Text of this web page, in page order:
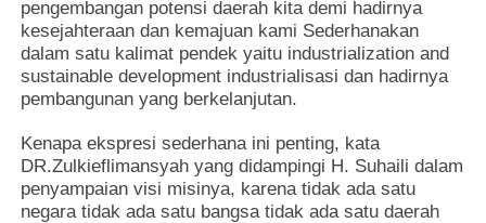
pengembangan potensi daerah kita demi hadirnya
kesejahteraan dan kemajuan kami Sederhanakan
dalam satu kalimat pendek yaitu industrialization and
sustainable development industrialisasi dan hadirnya
pembangunan yang berkelanjutan.
Kenapa ekspresi sederhana ini penting, kata
DR.Zulkieflimansyah yang didampingi H. Suhaili dalam
penyampaian visi misinya, karena tidak ada satu
negara tidak ada satu bangsa tidak ada satu daerah